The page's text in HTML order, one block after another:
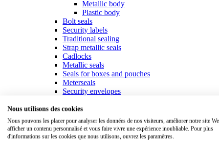
Metallic body
Plastic body
Bolt seals
Security labels
Traditional sealing
Strap metallic seals
Cadlocks
Metallic seals
Seals for boxes and pouches
Meterseals
Security envelopes
Collars & cable ties
Standard collars
Specific collars
Marker ties
Nous utilisons des cookies
Nous pouvons les placer pour analyser les données de nos visiteurs, améliorer notre site
afficher un contenu personnalisé et vous faire vivre une expérience inoubliable. Pour plus
d'informations sur les cookies que nous utilisons, ouvrez les paramètres.